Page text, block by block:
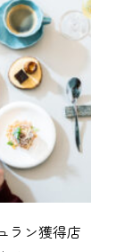
ラン獲得店